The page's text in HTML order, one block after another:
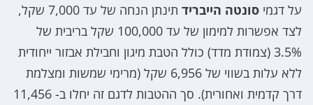
על דגמי סונטה הייבריד
תינתן הנחה של עד 7,000 שקל,
לצד אפשרות למימון של עד 100,000 שקל בריבית של
3.5% (צמודת מדד) כולל הטבת מיגון וחבילת אבזור ייחודית
ללא עלות בשווי של 6,956 שקל (מרימי שמשות ומצלמת
דרך קדמית ואחורית). סך ההטבות לדגם זה יחלו ב- 11,456